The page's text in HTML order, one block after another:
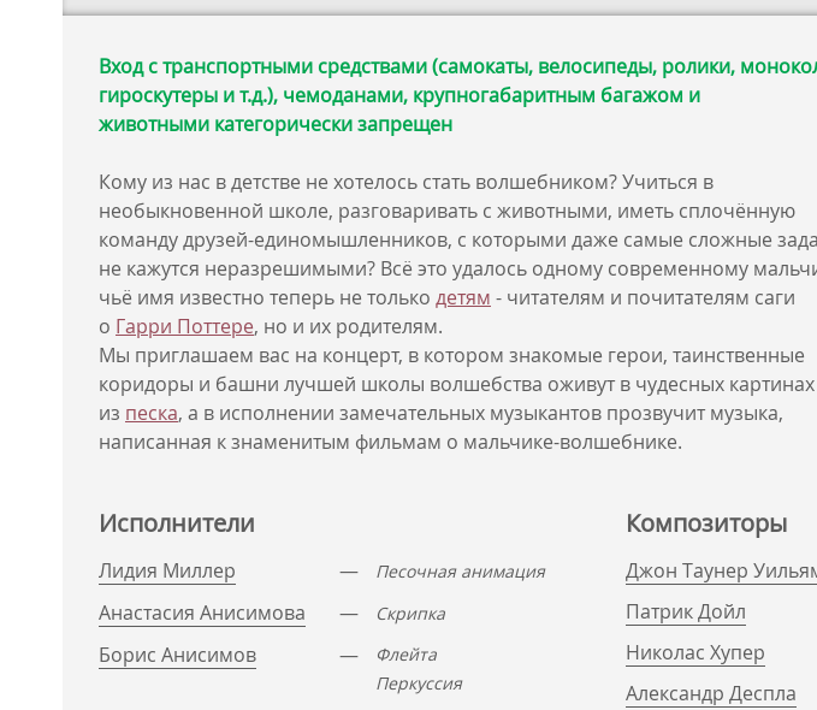
Вход с транспортными средствами (самокаты, велосипеды, ролики,
гироскутеры и т.д.), чемоданами, крупногабаритным багажом и
животными категорически запрещен
Кому из нас в детстве не хотелось стать волшебником? Учиться в
необыкновенной школе, разговаривать с животными, иметь сплочённую
команду друзей-единомышленников, с которыми даже самые сложные
не кажутся неразрешимыми? Всё это удалось одному современному
чьё имя известно теперь не только детям - читателям и почитателям саги
о Гарри Поттере, но и их родителям.
Мы приглашаем вас на концерт, в котором знакомые герои, таинственные
коридоры и башни лучшей школы волшебства оживут в чудесных картинах
из песка, а в исполнении замечательных музыкантов прозвучит музыка,
написанная к знаменитым фильмам о мальчике-волшебнике.
Исполнители
Лидия Миллер — Песочная анимация
Анастасия Анисимова — Скрипка
Борис Анисимов —
Флейта
Перкуссия
Композиторы
Джон Таунер
Патрик Дойл
Николас Хупер
Александр Деспла